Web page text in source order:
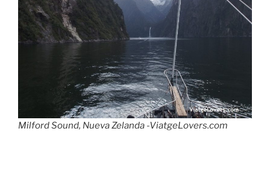
Milford Sound, Nueva Zelanda -ViatgeLovers.com